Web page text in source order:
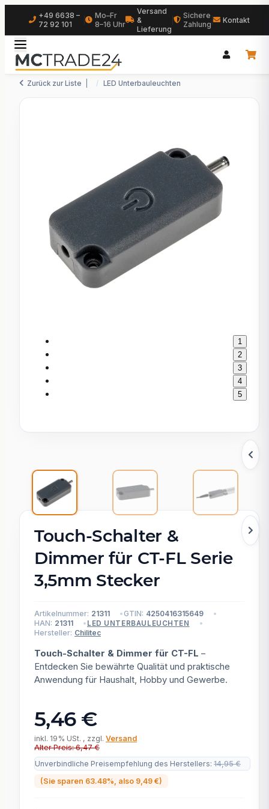
+49 6638 –
72 92 101
Mo–Fr
8–16 Uhr
Versand
&
Lieferung
Sichere
Zahlung
Kontakt
Zurück zur Liste LED Unterbauleuchten
1
2
3
4
5
Touch-Schalter &
Dimmer für CT-FL Serie
3,5mm Stecker
Artikelnummer: 21311 GTIN: 4250416315649
HAN: 21311 LED UNTERBAULEUCHTEN
Hersteller: Chilitec
Touch-Schalter & Dimmer für CT-FL –
Entdecken Sie bewährte Qualität und praktische
Anwendung für Haushalt, Hobby und Gewerbe.
5,46 €
inkl. 19% USt. , zzgl. Versand
Alter Preis: 6,47 €
Unverbindliche Preisempfehlung des Herstellers: 14,95 €
(Sie sparen 63.48% , also 9,49 €)